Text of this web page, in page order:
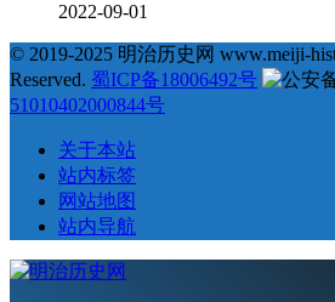
2022-09-01
© 2019-2025 明治历史网 www.meiji-
Reserved. 蜀ICP备18006492号
51010402000844号
关于本站
站内标签
网站地图
站内导航